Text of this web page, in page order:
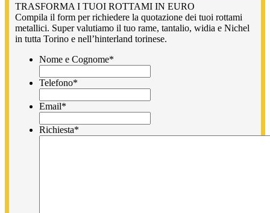
TRASFORMA I TUOI ROTTAMI IN EURO
Compila il form per richiedere la quotazione dei tuoi rottami
metallici. Super valutiamo il tuo rame, tantalio, widia e Nichel
in tutta Torino e nell’hinterland torinese.
Nome e Cognome*
Telefono*
Email*
Richiesta*